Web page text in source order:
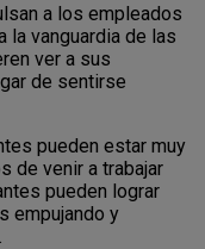
a los empleados
la vanguardia de las
ver a sus
de sentirse
pueden estar muy
de venir a trabajar
pueden lograr
empujando y